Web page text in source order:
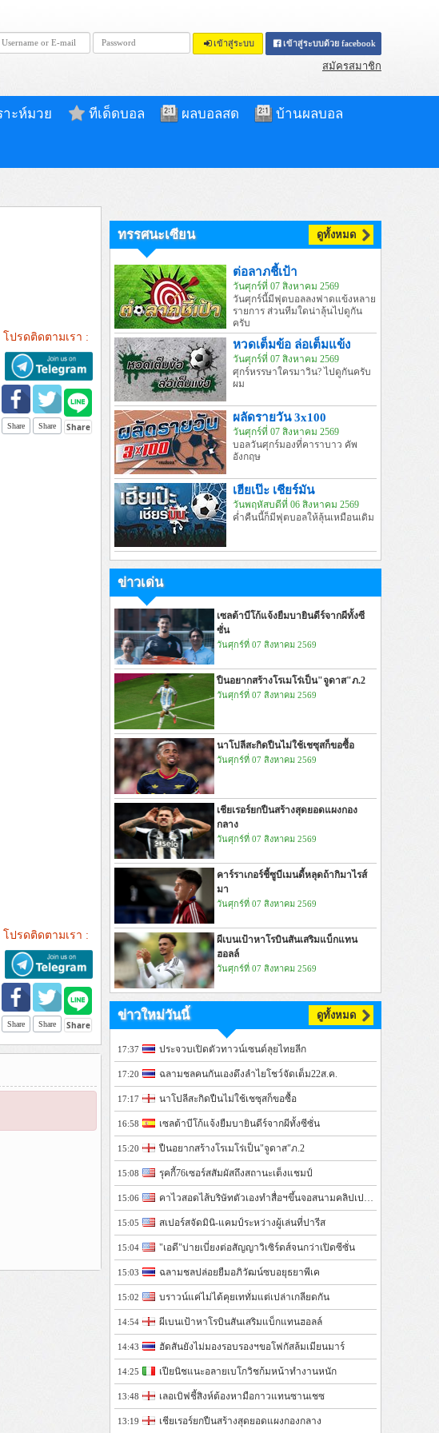
เข้าสู่ระบบ เข้าสู่ระบบด้วย facebook
สมัครสมาชิก
าะห์มวย ทีเด็ดบอล ผลบอลสด บ้านผลบอล
ปรดติดตามเรา :
Share Share
ปรดติดตามเรา :
Share Share
ทรรศนะเซียน ดูทั้งหมด
ต่อลาภชี้เป้า
วันศุกร์ที่ 07 สิงหาคม 2569
วันศุกร์นี้มีฟุตบอลลงฟาดแข้งหลาย
รายการ ส่วนทีมใดน่าลุ้นไปดูกัน
ครับ
หวดเต็มข้อ ล่อเต็มแข้ง
วันศุกร์ที่ 07 สิงหาคม 2569
ศุกร์หรรษาใครมาวิน? ไปดูกันครับ
ผม
ผลัดรายวัน 3x100
วันศุกร์ที่ 07 สิงหาคม 2569
บอลวันศุกร์มองที่คาราบาว คัพ
อังกฤษ
เฮียเป๊ะ เชียร์มัน
วันพฤหัสบดีที่ 06 สิงหาคม 2569
ค่ำคืนนี้ก็มีฟุตบอลให้ลุ้นเหมือนเดิม
ข่าวเด่น
เซลต้าบีโก้แจ้งยืมบายินดีร์จากผีทั้งซี
ซั่น
วันศุกร์ที่ 07 สิงหาคม 2569
ปืนอยากสร้างโรเมโร่เป็น"จูดาส"ภ.2
วันศุกร์ที่ 07 สิงหาคม 2569
นาโปลีสะกิดปืนไม่ใช้เชซุสก็ขอซื้อ
วันศุกร์ที่ 07 สิงหาคม 2569
เชียเรอร์ยกปืนสร้างสุดยอดแผงกอง
กลาง
วันศุกร์ที่ 07 สิงหาคม 2569
คาร์ราเกอร์ชี้ซูบีเมนดี้หลุดถ้ากิมาไรส์
มา
วันศุกร์ที่ 07 สิงหาคม 2569
ผีเบนเป้าหาโรบินสันเสริมแบ็กแทน
ฮอลล์
วันศุกร์ที่ 07 สิงหาคม 2569
ข่าวใหม่วันนี้ ดูทั้งหมด
17:37 ประจวบเปิดตัวทาวน์เซนด์ลุยไทยลีก
17:20 ฉลามชลคนกันเองดึงลำไยโชว์จัดเต็ม22ส.ค.
17:17 นาโปลีสะกิดปืนไม่ใช้เชซุสก็ขอซื้อ
16:58 เซลต้าบีโก้แจ้งยืมบายินดีร์จากผีทั้งซีซั่น
15:20 ปืนอยากสร้างโรเมโร่เป็น"จูดาส"ภ.2
15:08 รุคกี้76เซอร์สสัมผัสถึงสถานะเต็งแชมป์
15:06 คาไวสอดไส้บริษัทตัวเองทำสื่อฯขึ้นจอสนามคลิปเปอร์ส
15:05 สเปอร์สจัดมินิ-แคมป์ระหว่างผู้เล่นที่ปารีส
15:04 "เอดี"บ่ายเบี่ยงต่อสัญญาวิเซิร์ดส์จนกว่าเปิดซีซั่น
15:03 ฉลามชลปล่อยยืมอภิวัฒน์ซบอยุธยาพีเค
15:02 บราวน์แค่ไม่ได้คุยเททั่มแต่เปล่าเกลียดกัน
14:54 ผีเบนเป้าหาโรบินสันเสริมแบ็กแทนฮอลล์
14:43 ฮัดสันยังไม่มองรอบรองฯขอโฟกัสล้มเมียนมาร์
14:25 เปียนิชแนะอลายเบโกวิชก้มหน้าทำงานหนัก
13:48 เลอเบิฟชี้สิงห์ต้องหามือกาวแทนซานเชซ
13:19 เชียเรอร์ยกปืนสร้างสุดยอดแผงกองกลาง